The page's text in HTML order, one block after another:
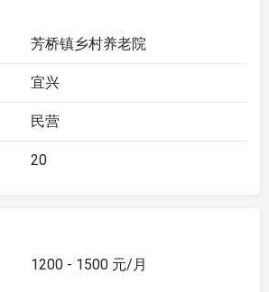
芳桥镇乡村养老院
宜兴
民营
20
1200 - 1500 元/月